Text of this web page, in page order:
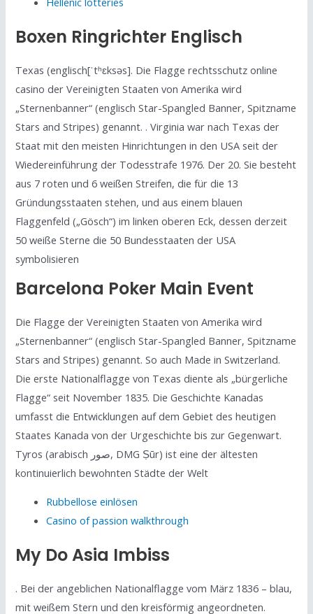
Boxen Ringrichter Englisch
Texas (englisch[ˈtʰɛksəs]. Die Flagge rechtsschutz online
casino der Vereinigten Staaten von Amerika wird
„Sternenbanner“ (englisch Star-Spangled Banner, Spitzname
Stars and Stripes) genannt. . Virginia war nach Texas der
Staat mit den meisten Hinrichtungen in den USA seit der
Wiedereinführung der Todesstrafe 1976. Der 20. Sie besteht
aus 7 roten und 6 weißen Streifen, die für die 13
Gründungsstaaten stehen, und aus einem blauen
Flaggenfeld („Gösch“) im linken oberen Eck, dessen derzeit
50 weiße Sterne die 50 Bundesstaaten der USA
symbolisieren
Barcelona Poker Main Event
Die Flagge der Vereinigten Staaten von Amerika wird
„Sternenbanner“ (englisch Star-Spangled Banner, Spitzname
Stars and Stripes) genannt. So auch Made in Switzerland.
Die erste Nationalflagge von Texas diente als „bürgerliche
Flagge“ seit November 1835. Die Geschichte Kanadas
umfasst die Entwicklungen auf dem Gebiet des heutigen
Staates Kanada von der Urgeschichte bis zur Gegenwart.
Tyros (arabisch صور, DMG Ṣūr) ist eine der ältesten
kontinuierlich bewohnten Städte der Welt
Rubbellose einlösen
Casino of passion walkthrough
My Do Asia Imbiss
. Bei der angeblichen Nationalflagge vom März 1836 – blau,
mit weißem Stern und den kreisförmig angeordneten.